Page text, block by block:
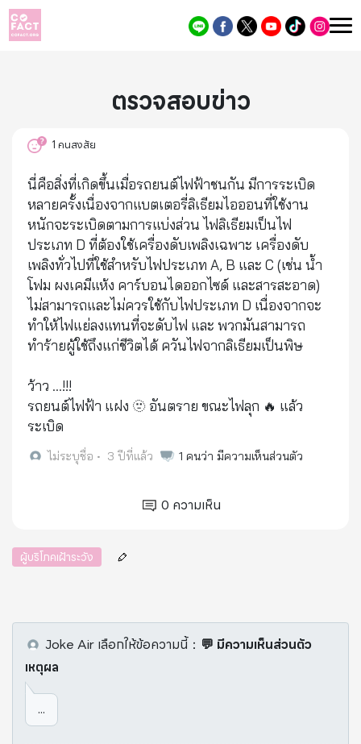
ตรวจสอบข่าว
1คนสงสัย
นี่คือสิ่งที่เกิดขึ้นเมื่อรถยนต์ไฟฟ้าชนกัน มีการระเบิด
หลายครั้งเนื่องจากแบตเตอรี่ลิเธียมไอออนที่ใช้งาน
หนักจะระเบิดตามการแบ่งส่วน ไฟลิเธียมเป็นไฟ
ประเภท D ที่ต้องใช้เครื่องดับเพลิงเฉพาะ เครื่องดับ
เพลิงทั่วไปที่ใช้สำหรับไฟประเภท A, B และ C (เช่น น้ำ
โฟม ผงเคมีแห้ง คาร์บอนไดออกไซด์ และสารสะอาด)
ไม่สามารถและไม่ควรใช้กับไฟประเภท D เนื่องจากจะ
ทำให้ไฟแย่ลงแทนที่จะดับไฟ และ พวกมันสามารถ
ทำร้ายผู้ใช้ถึงแก่ชีวิตได้ ควันไฟจากลิเธียมเป็นพิษ
ว้าว ...!!!
รถยนต์ไฟฟ้า แฝง 🫥 อันตราย ขณะไฟลุก 🔥 แล้ว
ระเบิด
ไม่ระบุชื่อ • 3 ปีที่แล้ว 1 คนว่า มีความเห็นส่วนตัว
0 ความเห็น
ผู้บริโภคเฝ้าระวัง
Joke Air เลือกให้ข้อความนี้： 💬 มีความเห็นส่วนตัว
เหตุผล
...